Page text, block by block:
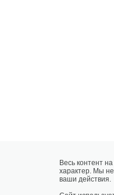
Весь контент
характер. Мы
ваши действия.